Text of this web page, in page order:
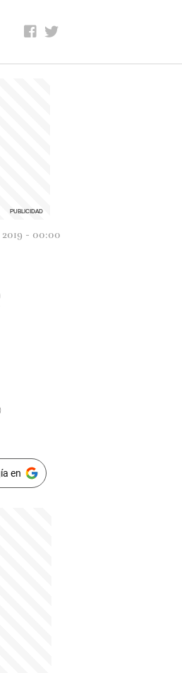
- 00:00
en